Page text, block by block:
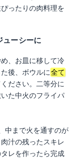
ったりの肉料理を
ューシーに
、お皿に移して冷
後、ボウルに全て
ださい。二等分に
た中火のフライパ
中まで火を通すのが
汁の残ったスキレ
レを作ったら完成